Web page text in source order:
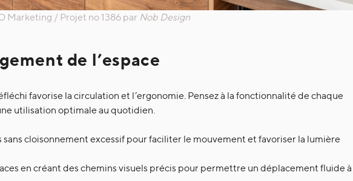
Marketing / Projet no 1386 par Nob Design
de l’espace
favorise la circulation et l’ergonomie. Pensez à la fonctionnalité de chaque
utilisation optimale au quotidien.
sans cloisonnement excessif pour faciliter le mouvement et favoriser la lumière
en créant des chemins visuels précis pour permettre un déplacement fluide à